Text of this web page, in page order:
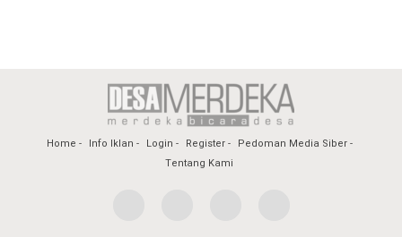
Home Info Iklan Login Register
Pedoman Media Siber
Tentang Kami